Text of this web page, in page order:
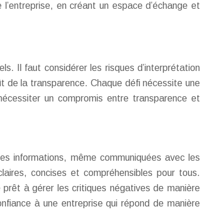
en créant un espace d’échange et
Il faut considérer les risques d’interprétation
de la transparence. Chaque défi nécessite une
un compromis entre transparence et
informations, même communiquées avec les
concises et compréhensibles pour tous.
à gérer les critiques négatives de manière
à une entreprise qui répond de manière